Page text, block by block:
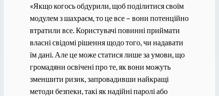
«Якщо когось обдурили, щоб поділитися своїм
модулем з шахраєм, то це все – вони потенційно
втратили все. Користувачі повинні приймати
власні свідомі рішення щодо того, чи надавати
їм дані. Але це може статися лише за умови, що
громадяни освічені про те, як вони можуть
зменшити ризик, запровадивши найкращі
методи безпеки, такі як надійні паролі або